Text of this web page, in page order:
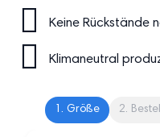
Keine Rückstände
Klimaneutral
1. Größe 2.